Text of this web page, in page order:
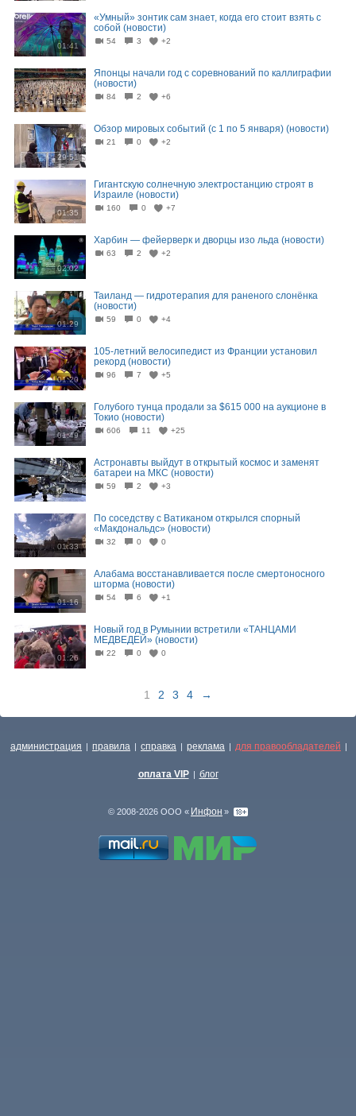
01:41
«Умный» зонтик сам знает, когда его стоит взять с
собой (новости)
54 3 +2
01:25
Японцы начали год с соревнований по каллиграфии
(новости)
84 2 +6
29:51
Обзор мировых событий (с 1 по 5 января) (новости)
21 0 +2
01:35
Гигантскую солнечную электростанцию строят в
Израиле (новости)
160 0 +7
02:02
Харбин — фейерверк и дворцы изо льда (новости)
63 2 +2
01:29
Таиланд — гидротерапия для раненого слонёнка
(новости)
59 0 +4
01:20
105-летний велосипедист из Франции установил
рекорд (новости)
96 7 +5
01:49
Голубого тунца продали за $615 000 на аукционе в
Токио (новости)
606 11 +25
01:34
Астронавты выйдут в открытый космос и заменят
батареи на МКС (новости)
59 2 +3
01:33
По соседству с Ватиканом открылся спорный
«Макдональдс» (новости)
32 0 0
01:16
Алабама восстанавливается после смертоносного
шторма (новости)
54 6 +1
01:26
Новый год в Румынии встретили «ТАНЦАМИ
МЕДВЕДЕЙ» (новости)
22 0 0
1 2 3 4 →
администрация | правила | справка | реклама | для правообладателей |
оплата VIP | блог
© 2008-2026 ООО « Инфон »